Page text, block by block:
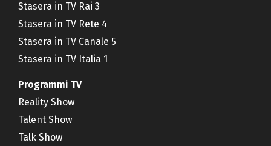
Stasera in TV Rai 3
Stasera in TV Rete 4
Stasera in TV Canale 5
Stasera in TV Italia 1
Programmi TV
Reality Show
Talent Show
Talk Show